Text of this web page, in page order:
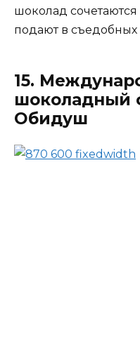
шоколад
подают в
15.
шоколадный
Обидуш